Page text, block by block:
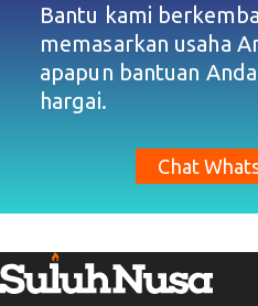
Bantu kami
memasarkan usaha
apapun bantuan
hargai.
Chat